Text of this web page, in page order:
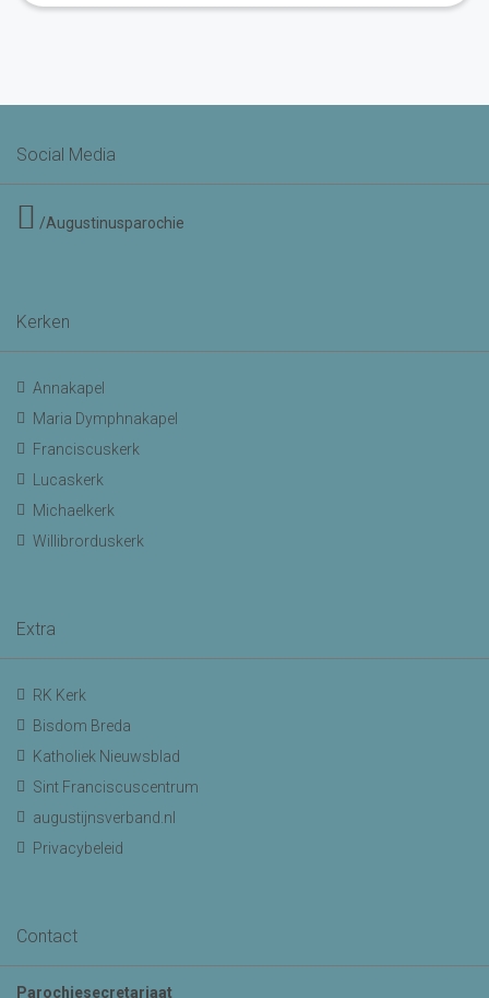
Social Media
/Augustinusparochie
Kerken
Annakapel
Maria Dymphnakapel
Franciscuskerk
Lucaskerk
Michaelkerk
Willibrorduskerk
Extra
RK Kerk
Bisdom Breda
Katholiek Nieuwsblad
Sint Franciscuscentrum
augustijnsverband.nl
Privacybeleid
Contact
Parochiesecretariaat